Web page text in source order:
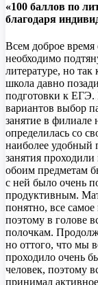
«100 баллов по
благодаря
Всем доброе
необходимо
литературе, но
школа давно
подготовки к ЕГЭ.
вариантов выбор
занятие в филиале
определилась со
наиболее
занятия
обоим предметам
с ней было очень
продуктивным.
понятно, все
поэтому в голове
полочкам.
но оттого, что мы
проходило очень
человек, поэтому
принимал